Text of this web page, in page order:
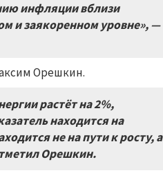
инфляции вблизи
и заякоренном уровне», —
Орешкин.
растёт на 2%,
находится на
не на пути к росту, а
Орешкин.